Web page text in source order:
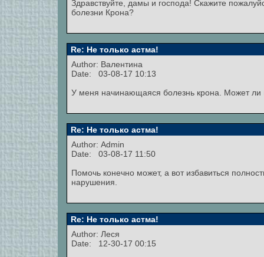
Здравствуйте, дамы и господа! Скажите
болезни Крона?
Re: Не только астма!
Author: Валентина
Date: 03-08-17 10:13
У меня начинающаяся болезнь крона. Может ли
Re: Не только астма!
Author: Admin
Date: 03-08-17 11:50
Помочь конечно может, а вот избавиться
нарушения.
Re: Не только астма!
Author: Леся
Date: 12-30-17 00:15